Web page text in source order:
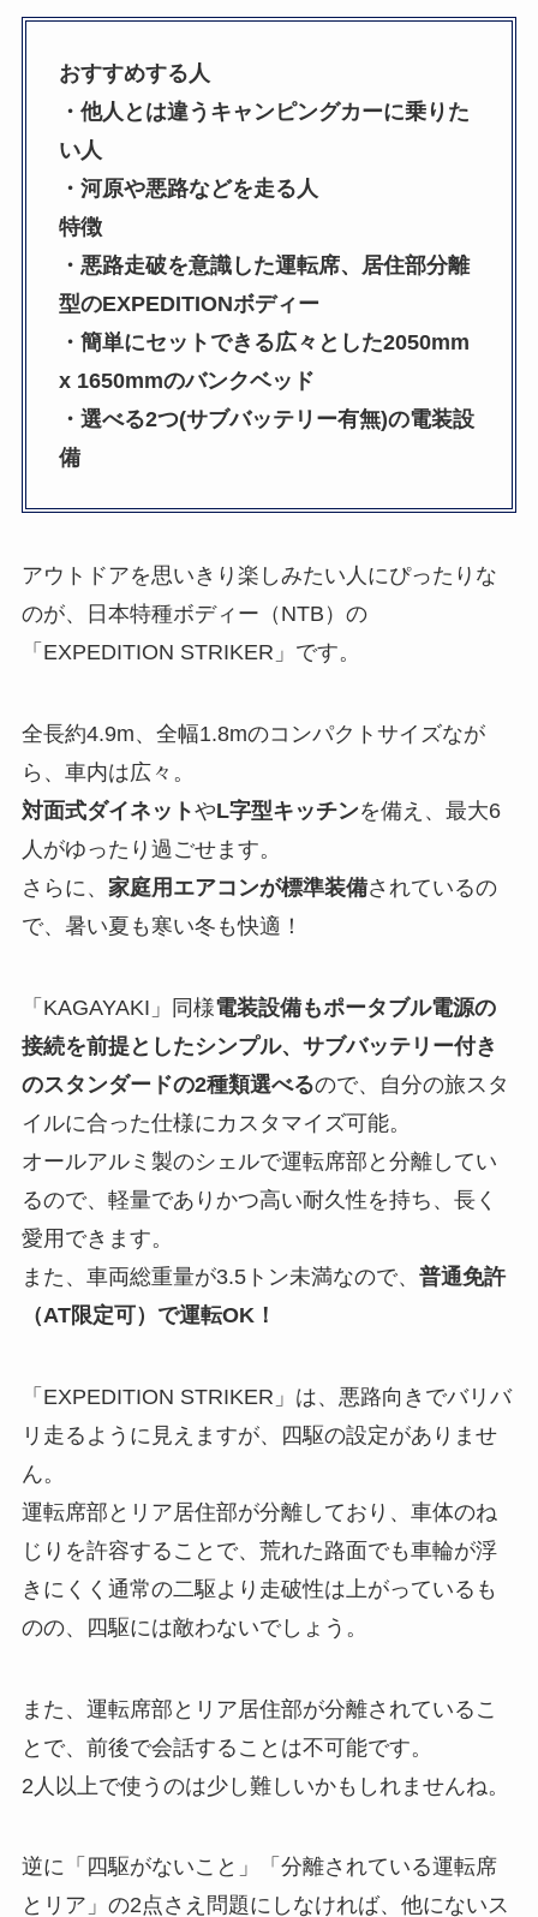
おすすめする人
・他人とは違うキャンピングカーに乗りた
い人
・河原や悪路などを走る人
特徴
・悪路走破を意識した運転席、居住部分離
型のEXPEDITIONボディー
・簡単にセットできる広々とした2050mm
x 1650mmのバンクベッド
・選べる2つ(サブバッテリー有無)の電装設
備
アウトドアを思いきり楽しみたい人にぴったりな
のが、日本特種ボディー（NTB）の
「EXPEDITION STRIKER」です。
全長約4.9m、全幅1.8mのコンパクトサイズなが
ら、車内は広々。
対面式ダイネットやL字型キッチンを備え、最大6
人がゆったり過ごせます。
さらに、 家庭用エアコンが標準装備されているの
で、暑い夏も寒い冬も快適！
「KAGAYAKI」同様電装設備もポータブル電源の
接続を前提としたシンプル、サブバッテリー付き
のスタンダードの2種類選べるので、自分の旅スタ
イルに合った仕様にカスタマイズ可能。
オールアルミ製のシェルで運転席部と分離してい
るので、軽量でありかつ高い耐久性を持ち、長く
愛用できます。
また、車両総重量が3.5トン未満なので、 普通免許
（AT限定可）で運転OK！
「EXPEDITION STRIKER」は、悪路向きでバリバ
リ走るように見えますが、四駆の設定がありませ
ん。
運転席部とリア居住部が分離しており、車体のね
じりを許容することで、荒れた路面でも車輪が浮
きにくく通常の二駆より走破性は上がっているも
のの、四駆には敵わないでしょう。
また、運転席部とリア居住部が分離されているこ
とで、前後で会話することは不可能です。
2人以上で使うのは少し難しいかもしれませんね。
逆に「四駆がないこと」「分離されている運転席
とリア」の2点さえ問題にしなければ、他にないス